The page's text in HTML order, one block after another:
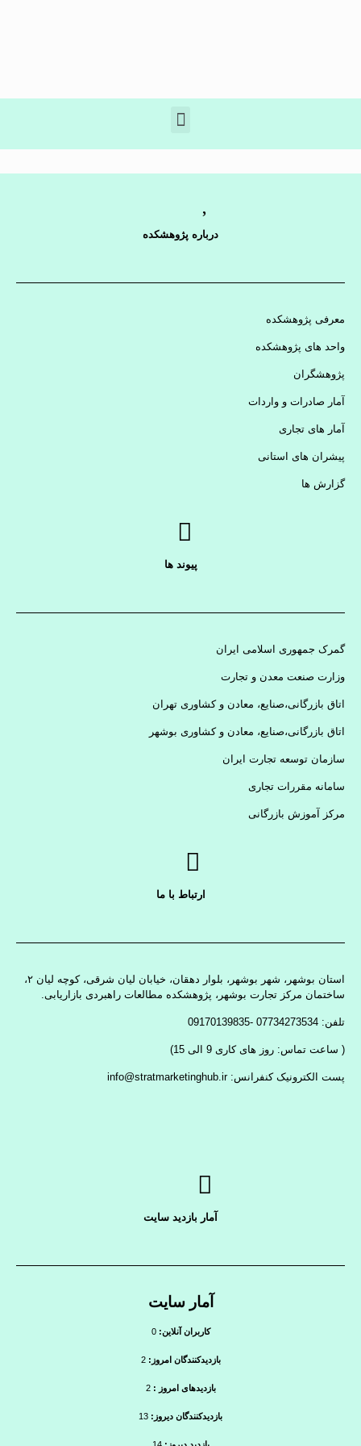
درباره پژوهشکده
معرفی پژوهشکده
واحد های پژوهشکده
پژوهشگران
آمار صادرات و واردات
آمار های تجاری
پیشران های استانی
گزارش ها
پیوند ها
گمرک جمهوری اسلامی ایران
وزارت صنعت معدن و تجارت
اتاق بازرگانی،صنایع، معادن و کشاوری تهران
اتاق بازرگانی،صنایع، معادن و کشاوری بوشهر
سازمان توسعه تجارت ایران
سامانه مقررات تجاری
مرکز آموزش بازرگانی
ارتباط با ما
استان بوشهر، شهر بوشهر، بلوار دهقان، خیابان لیان شرقی، کوچه لیان ۲،
ساختمان مرکز تجارت بوشهر، پژوهشکده مطالعات راهبردی بازاریابی.
تلفن: 07734273534 -09170139835
( ساعت تماس: روز های کاری 9 الی 15)
پست الکترونیک کنفرانس: info@stratmarketinghub.ir
آمار بازدید سایت
آمار سایت
کاربران آنلاین:0
بازدیدکنندگان امروز: 2
بازدیدهای امروز : 2
بازدیدکنندگان دیروز: